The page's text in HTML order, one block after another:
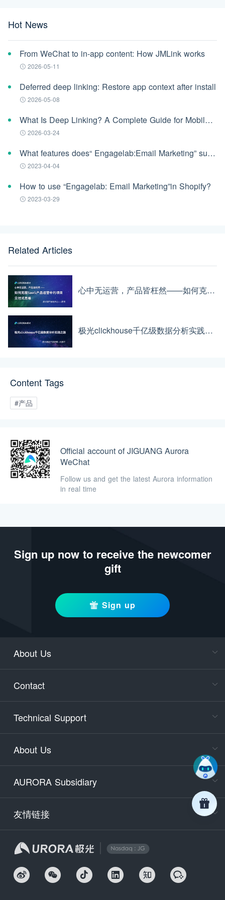
Hot News
From WeChat to in-app content: How JMLink works
2026-05-11
Deferred deep linking: Restore app context after install
2026-05-08
What Is Deep Linking? A Complete Guide for Mobile Apps (2026)
2026-03-24
What features does“ Engagelab:Email Marketing” support?
2023-04-04
How to use “Engagelab: Email Marketing”in Shopify?
2023-03-29
Related Articles
心中无运营，产品皆枉然——如何克服SaaS产品运营中的项目交付式思维
极光clickhouse千亿级数据分析实践之路
Content Tags
#产品
Official account of JIGUANG Aurora
WeChat
Follow us and get the latest Aurora information
in real time
Sign up now to receive the newcomer
gift
Sign up
About Us
Contact
Technical Support
About Us
AURORA Subsidiary
友情链接
days)
9:30-
Email